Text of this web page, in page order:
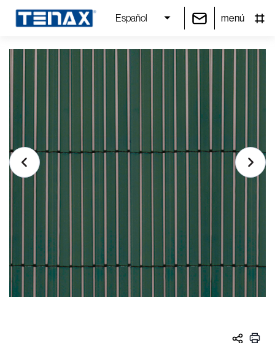
Español menú